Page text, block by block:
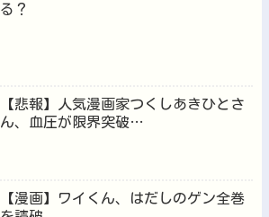
る？
【悲報】人気漫画家つくしあきひとさ
ん、血圧が限界突破…
【漫画】ワイくん、はだしのゲン全巻